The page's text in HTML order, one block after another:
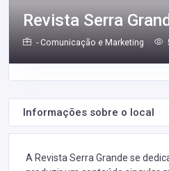
Revista Serra
- Comunicação e Marketing
Informações sobre o local
A Revista Serra Grande se